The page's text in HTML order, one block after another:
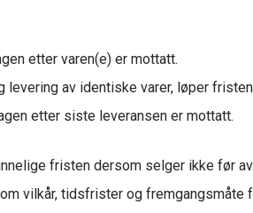
etter varen(e) er mottatt.
av identiske varer, løper
etter siste leveransen er mottatt.
fristen dersom selger ikke før
vilkår, tidsfrister og